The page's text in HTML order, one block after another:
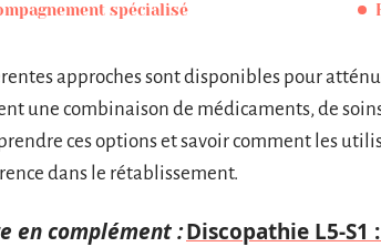
spécialisé
approches sont disponibles pour
une combinaison de médicaments, de
ces options et savoir comment les
dans le rétablissement.
en complément :Discopathie L5-